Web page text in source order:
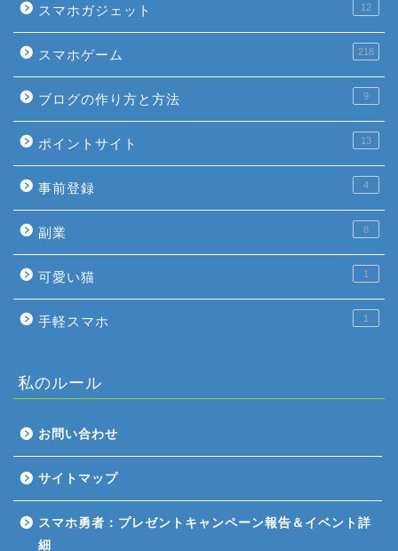
スマホガジェット 12
スマホゲーム 218
ブログの作り方と方法 9
ポイントサイト 13
事前登録 4
副業 8
可愛い猫 1
手軽スマホ 1
私のルール
お問い合わせ
サイトマップ
スマホ勇者：プレゼントキャンペーン報告＆イベント詳
細
ホーム